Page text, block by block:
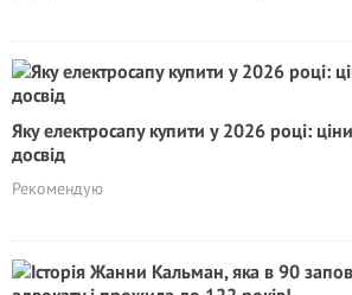
Яку електросапу купити у 2026 році:
досвід
Рекомендую